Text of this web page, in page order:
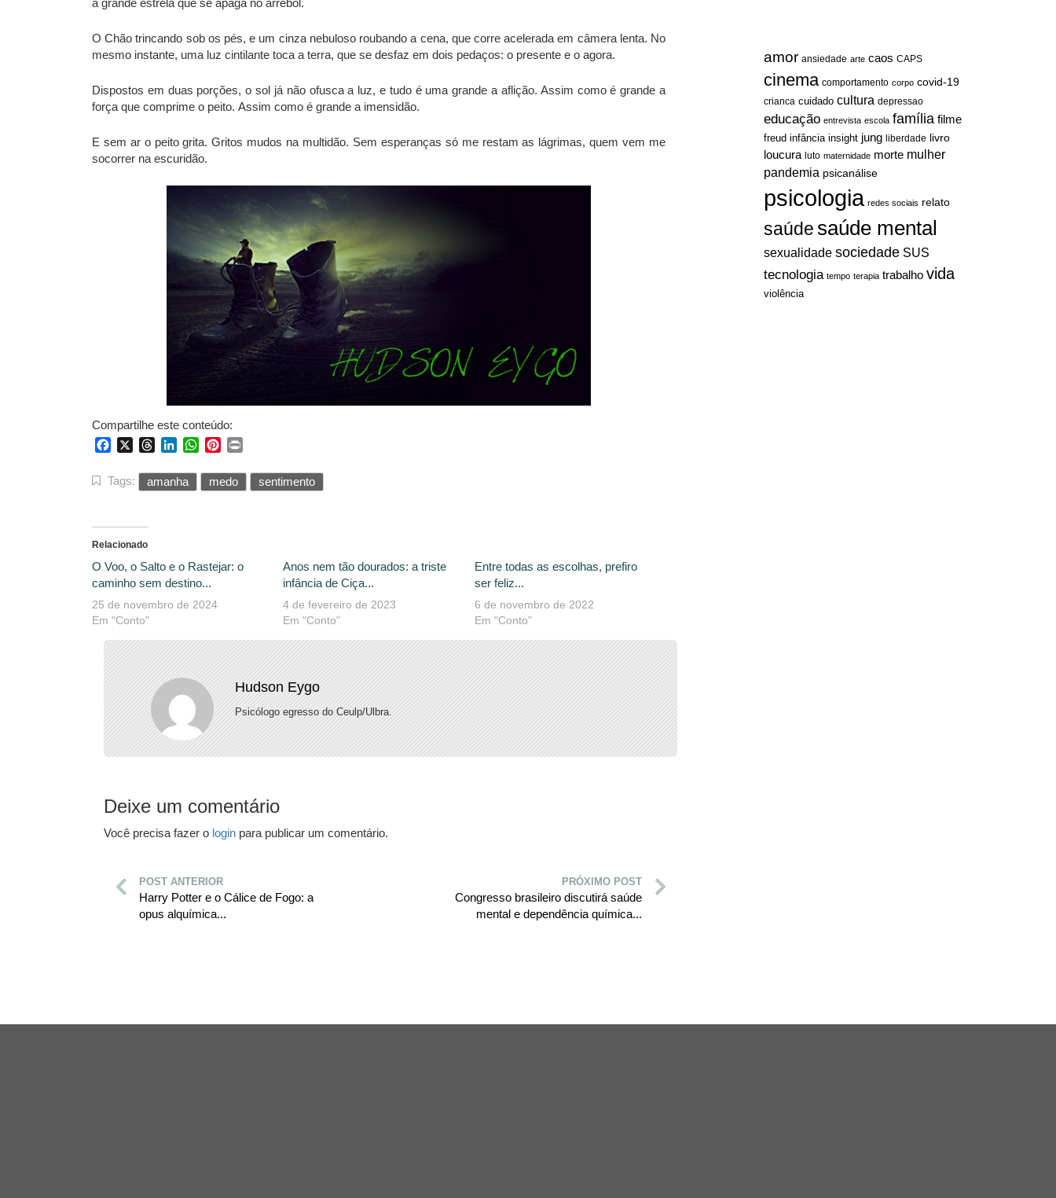
amor ansiedade arte caos CAPS
cinema comportamento corpo covid-19
crianca cuidado cultura depressao
educação entrevista escola família filme
freud infância insight jung liberdade livro
loucura luto maternidade morte mulher
pandemia psicanálise
psicologia redes sociais relato
saúdesaúde mental
sexualidade sociedade SUS
tecnologia tempo terapia trabalho vida
violência
a grande estrela que se apaga no arrebol.
O Chão trincando sob os pés, e um cinza nebuloso roubando a cena, que corre acelerada em câmera lenta. No
mesmo instante, uma luz cintilante toca a terra, que se desfaz em dois pedaços: o presente e o agora.
Dispostos em duas porções, o sol já não ofusca a luz, e tudo é uma grande a aflição. Assim como é grande a
força que comprime o peito. Assim como é grande a imensidão.
E sem ar o peito grita. Gritos mudos na multidão. Sem esperanças só me restam as lágrimas, quem vem me
socorrer na escuridão.
Compartilhe este conteúdo:
FacebookThreadsLinkedInWhatsApp
Pinterest
Tags: amanha medo sentimento
Relacionado
O Voo, o Salto e o Rastejar: o
caminho sem destino...
25 de novembro de 2024
Em "Conto"
Anos nem tão dourados: a triste
infância de Ciça...
4 de fevereiro de 2023
Em "Conto"
Entre todas as escolhas, prefiro
ser feliz...
6 de novembro de 2022
Em "Conto"
Hudson Eygo
Psicólogo egresso do Ceulp/Ulbra.
Deixe um comentário
Você precisa fazer o login para publicar um comentário.
POST ANTERIOR
Harry Potter e o Cálice de Fogo: a
opus alquímica...
PRÓXIMO POST
Congresso brasileiro discutirá saúde
mental e dependência química...